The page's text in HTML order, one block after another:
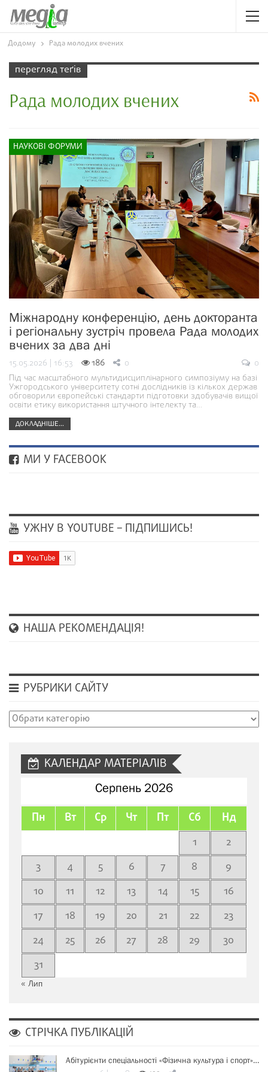
Додому Рада молодих вчених
перегляд теґів
Рада молодих вчених
НАУКОВІ ФОРУМИ
Міжнародну конференцію, день докторанта
і регіональну зустріч провела Рада молодих
вчених за два дні
15.05.2026 | 16:53 186 0
0
Під час масштабного мультидисциплінарного симпозіуму на базі
Ужгородського університету сотні дослідників із кількох держав
обговорили європейські стандарти підготовки здобувачів вищої
освіти етику використання штучного інтелекту та…
ДОКЛАДНІШЕ...
МИ У FACEBOOK
УЖНУ В YOUTUBE – ПІДПИШИСЬ!
НАША РЕКОМЕНДАЦІЯ!
РУБРИКИ САЙТУ
Рубрики
КАЛЕНДАР МАТЕРІАЛІВ
Серпень 2026
Пн Вт Ср Чт Пт Сб Нд
1
2
3
4 5 6 7 8
9
10
11 12 13 14 15
16
17
18 19 20 21 22
23
24
25 26 27 28 29
30
31
« Лип
СТРІЧКА ПУБЛІКАЦІЙ
Абітурієнти спеціальності «Фізична культура і спорт»…